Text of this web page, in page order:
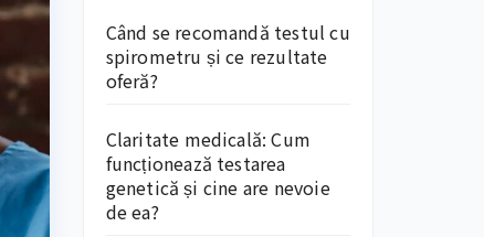
Când se recomandă testul cu
spirometru și ce rezultate
oferă?
Claritate medicală: Cum
funcționează testarea
genetică și cine are nevoie
de ea?